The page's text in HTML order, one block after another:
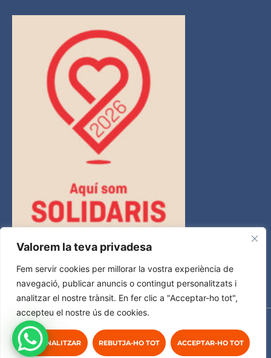
Valorem la teva privadesa
Fem servir cookies per millorar la vostra experiència de
navegació, publicar anuncis o contingut personalitzats i
analitzar el nostre trànsit. En fer clic a "Acceptar-ho tot",
accepteu el nostre ús de cookies.
PERSONALITZAR REBUTJA-HO TOT ACCEPTAR-HO TOT
© Ecopime Projects S.L.